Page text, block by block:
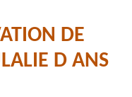
DE
D ANS